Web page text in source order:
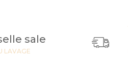
sale
LAVAGE